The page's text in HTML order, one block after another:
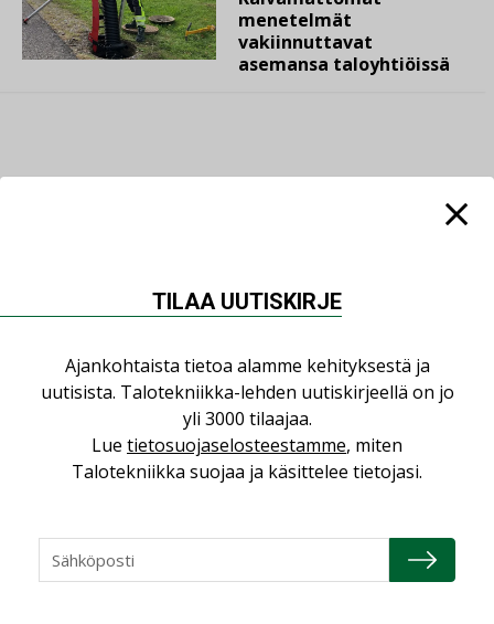
menetelmät
vakiinnuttavat
asemansa taloyhtiöissä
Jarno Hacklin Cervin yrityskaupasta:
”Asiakkaat hakevat kumppaneita, jotka
yhdistävät useita teknisiä osaamisalueita
saman katon alle”
Kolumni: Ilmastonmuutos muuttaa
rakennusten korjaustarpeita
TILAA UUTISKIRJE
Ajankohtaista tietoa alamme kehityksestä ja
uutisista. Talotekniikka-lehden uutiskirjeellä on jo
yli 3000 tilaajaa.
Lue tietosuojaselosteestamme, miten
Talotekniikka suojaa ja käsittelee tietojasi.